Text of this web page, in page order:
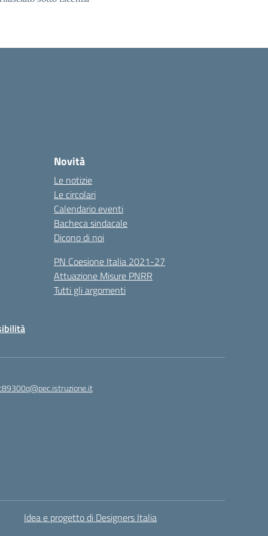
Novità
Le notizie
Le circolari
Calendario eventi
Bacheca sindacale
Dicono di noi
PN Coesione Italia 2021-27
Attuazione Misure PNRR
Tutti gli argomenti
Idea e progetto di Designers Italia